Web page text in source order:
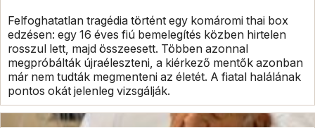
Felfoghatatlan tragédia történt egy komáromi thai box
edzésen: egy 16 éves fiú bemelegítés közben hirtelen
rosszul lett, majd összeesett. Többen azonnal
megpróbálták újraéleszteni, a kiérkező mentők azonban
már nem tudták megmenteni az életét. A fiatal halálának
pontos okát jelenleg vizsgálják.